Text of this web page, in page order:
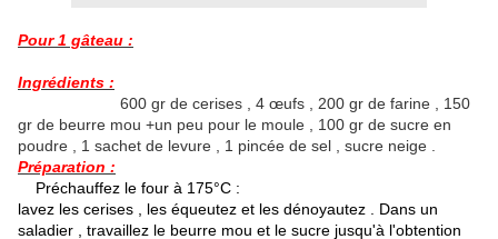
Pour 1 gâteau :
Ingrédients :
600 gr de cerises , 4 œufs , 200 gr de farine , 150
gr de beurre mou +un peu pour le moule , 100 gr de sucre en
poudre , 1 sachet de levure , 1 pincée de sel , sucre neige .
Préparation :
Préchauffez le four à 175°C :
lavez les cerises , les équeutez et les dénoyautez . Dans un
saladier , travaillez le beurre mou et le sucre jusqu'à l'obtention